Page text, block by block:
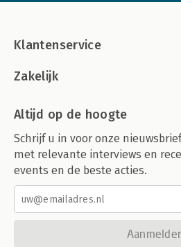
Klantenservice
Zakelijk
Altijd op de hoogte
Schrijf u in voor onze
met relevante interviews en
events en de beste acties.